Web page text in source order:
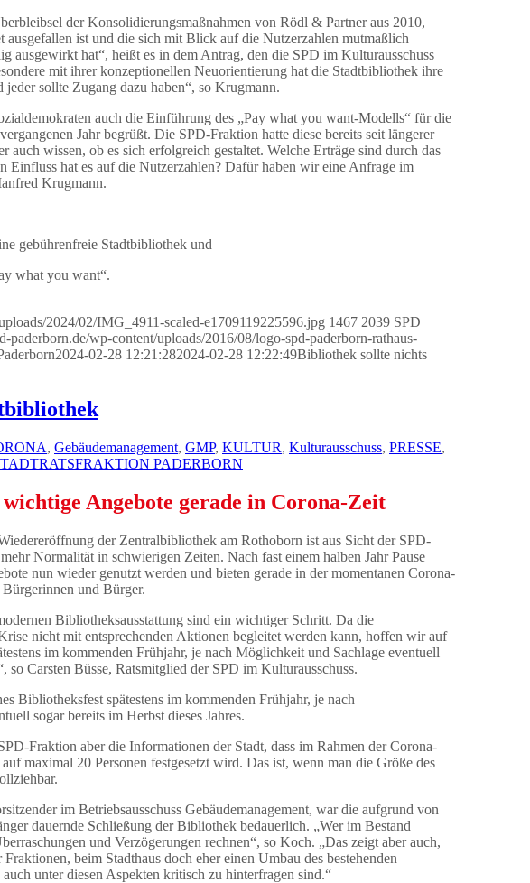
der Konsolidierungsmaßnahmen von Rödl & Partner aus 2010,
ausgefallen ist und die sich mit Blick auf die Nutzerzahlen mutmaßlich
ausgewirkt hat“, heißt es in dem Antrag, den die SPD im Kulturausschuss
mit ihrer konzeptionellen Neuorientierung hat die Stadtbibliothek ihre
sollte Zugang dazu haben“, so Krugmann.
auch die Einführung des „Pay what you want-Modells“ für die
Jahr begrüßt. Die SPD-Fraktion hatte diese bereits seit längerer
auch wissen, ob es sich erfolgreich gestaltet. Welche Erträge sind durch das
Einfluss hat es auf die Nutzerzahlen? Dafür haben wir eine Anfrage im
Krugmann.
gebührenfreie Stadtbibliothek und
what you want“.
2024/02/IMG_4911-scaled-e1709119225596.jpg 1467 2039 SPD
paderborn.de/wp-content/uploads/2016/08/logo-spd-paderborn-rathaus-
2024-02-28 12:21:282024-02-28 12:22:49Bibliothek sollte nichts
, Gebäudemanagement, GMP, KULTUR, Kulturausschuss, PRESSE,
PADERBORN
Angebote gerade in Corona-Zeit
der Zentralbibliothek am Rothoborn ist aus Sicht der SPD-
Normalität in schwierigen Zeiten. Nach fast einem halben Jahr Pause
nun wieder genutzt werden und bieten gerade in der momentanen Corona-
und Bürger.
Bibliotheksausstattung sind ein wichtiger Schritt. Da die
nicht mit entsprechenden Aktionen begleitet werden kann, hoffen wir auf
im kommenden Frühjahr, je nach Möglichkeit und Sachlage eventuell
so Carsten Büsse, Ratsmitglied der SPD im Kulturausschuss.
Bibliotheksfest spätestens im kommenden Frühjahr, je nach
sogar bereits im Herbst dieses Jahres.
Fraktion aber die Informationen der Stadt, dass im Rahmen der Corona-
maximal 20 Personen festgesetzt wird. Das ist, wenn man die Größe des
im Betriebsausschuss Gebäudemanagement, war die aufgrund von
dauernde Schließung der Bibliothek bedauerlich. „Wer im Bestand
und Verzögerungen rechnen“, so Koch. „Das zeigt aber auch,
beim Stadthaus doch eher einen Umbau des bestehenden
unter diesen Aspekten kritisch zu hinterfragen sind.“